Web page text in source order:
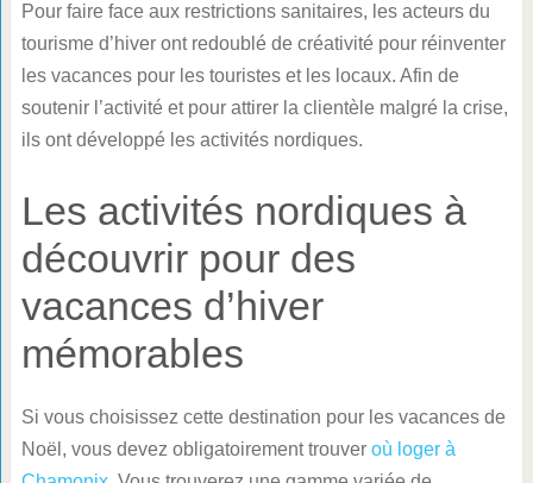
Pour faire face aux restrictions sanitaires, les acteurs du
tourisme d’hiver ont redoublé de créativité pour réinventer
les vacances pour les touristes et les locaux. Afin de
soutenir l’activité et pour attirer la clientèle malgré la crise,
ils ont développé les activités nordiques.
Les activités nordiques à
découvrir pour des
vacances d’hiver
mémorables
Si vous choisissez cette destination pour les vacances de
Noël, vous devez obligatoirement trouver où loger à